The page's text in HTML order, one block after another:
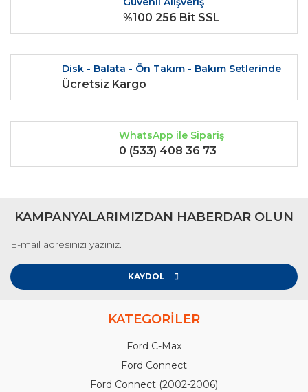
%100 256 Bit SSL
Disk - Balata - Ön Takım - Bakım Setlerinde
Ücretsiz Kargo
WhatsApp ile Sipariş
0 (533) 408 36 73
KAMPANYALARIMIZDAN HABERDAR OLUN
KAYDOL
KATEGORİLER
Ford C-Max
Ford Connect
Ford Connect (2002-2006)